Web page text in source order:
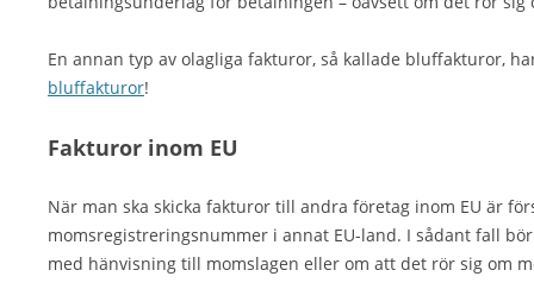
En annan typ av olagliga fakturor, så kallade bluffakturor,
bluffakturor!
Fakturor inom EU
När man ska skicka fakturor till andra företag inom EU är
momsregistreringsnummer i annat EU-land. I sådant fall
med hänvisning till momslagen eller om att det rör sig om